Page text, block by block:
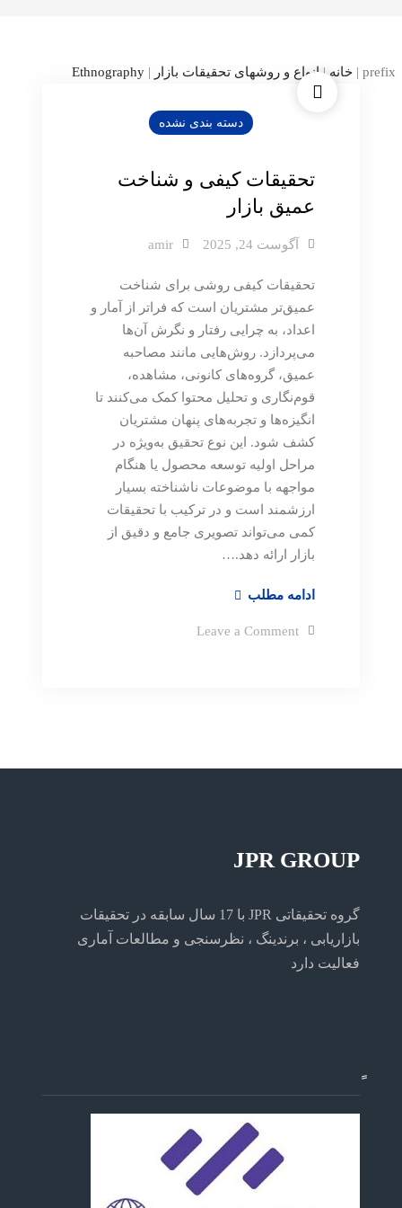
prefix
| خانه | انواع و روشهای تحقیقات بازار |
Ethnography
دسته بندی نشده
تحقیقات کیفی و شناخت
عمیق بازار
آگوست 24, 2025 amir
تحقیقات کیفی روشی برای شناخت
عمیق‌تر مشتریان است که فراتر از آمار و
اعداد، به چرایی رفتار و نگرش آن‌ها
می‌پردازد. روش‌هایی مانند مصاحبه
عمیق، گروه‌های کانونی، مشاهده،
قوم‌نگاری و تحلیل محتوا کمک می‌کنند تا
انگیزه‌ها و تجربه‌های پنهان مشتریان
کشف شود. این نوع تحقیق به‌ویژه در
مراحل اولیه توسعه محصول یا هنگام
مواجهه با موضوعات ناشناخته بسیار
ارزشمند است و در ترکیب با تحقیقات
کمی می‌تواند تصویری جامع و دقیق از
بازار ارائه دهد.…
ادامه مطلبتحقیقات
و
Leave a Comment
on
JPR GROUP
گروه تحقیقاتی JPR با 17 سال سابقه در تحقیقات
بازاریابی ، برندینگ ، نظرسنجی و مطالعات آماری
فعالیت دارد